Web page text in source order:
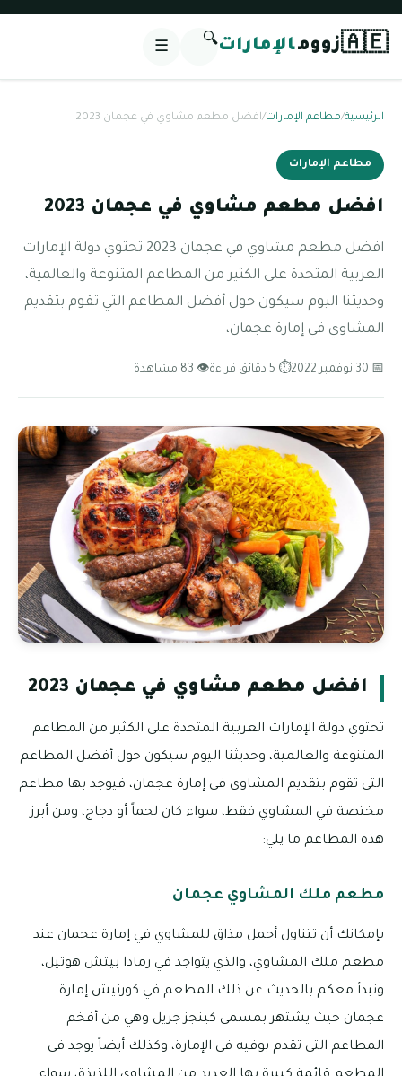
🇦🇪زوومالإمارات🔍
☰
الرئيسية/مطاعم الإمارات/افضل مطعم مشاوي في عجمان 2023
مطاعم الإمارات
افضل مطعم مشاوي في عجمان 2023
افضل مطعم مشاوي في عجمان 2023 تحتوي دولة الإمارات
العربية المتحدة على الكثير من المطاعم المتنوعة والعالمية،
وحديثنا اليوم سيكون حول أفضل المطاعم التي تقوم بتقديم
المشاوي في إمارة عجمان،
📅 30 نوفمبر 2022 ⏱ 5 دقائق قراءة 👁 83 مشاهدة
افضل مطعم مشاوي في عجمان 2023
تحتوي دولة الإمارات العربية المتحدة على الكثير من المطاعم
المتنوعة والعالمية، وحديثنا اليوم سيكون حول أفضل المطاعم
التي تقوم بتقديم المشاوي في إمارة عجمان، فيوجد بها مطاعم
مختصة في المشاوي فقط، سواء كان لحماً أو دجاج، ومن أبرز
هذه المطاعم ما يلي:
مطعم ملك المشاوي عجمان
بإمكانك أن تتناول أجمل مذاق للمشاوي في إمارة عجمان عند
مطعم ملك المشاوي، والذي يتواجد في رمادا بيتش هوتيل،
ونبدأ معكم بالحديث عن ذلك المطعم في كورنيش إمارة
عجمان حيث يشتهر بمسمى كينجز جريل وهي من أفخم
المطاعم التي تقدم بوفيه في الإمارة، وكذلك أيضاً يوجد في